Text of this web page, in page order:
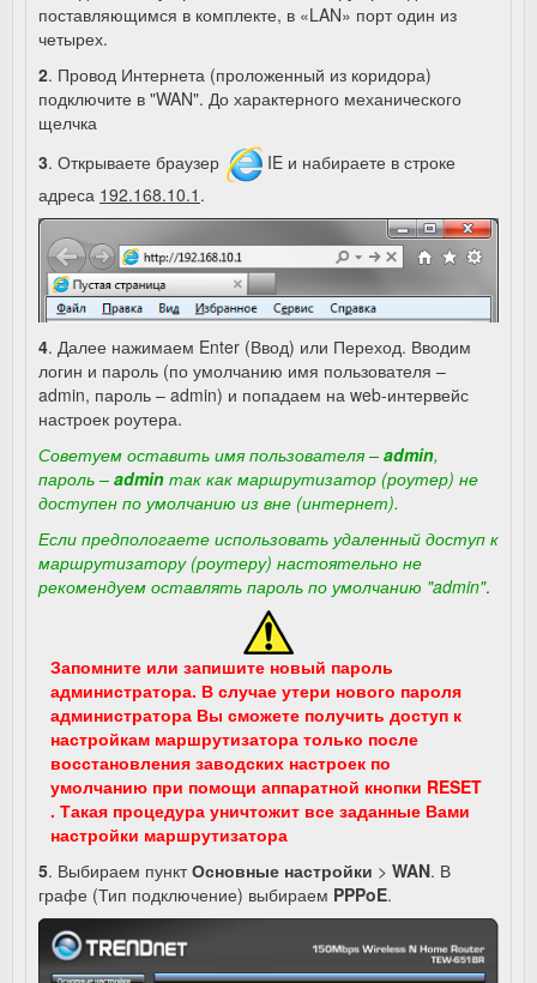
поставляющимся в комплекте, в «LAN» порт один из
четырех.
2. Провод Интернета (проложенный из коридора)
подключите в "WAN". До характерного механического
щелчка
3. Открываете браузер
IE и набираете в строке
адреса 192.168.10.1 .
4. Далее нажимаем Enter (Ввод) или Переход. Вводим
логин и пароль (по умолчанию имя пользователя –
admin, пароль – admin) и попадаем на web-интервейс
настроек роутера.
Советуем оставить имя пользователя – admin,
пароль – admin так как маршрутизатор (роутер) не
доступен по умолчанию из вне (интернет).
Если предпологаете использовать удаленный доступ к
маршрутизатору (роутеру) настоятельно не
рекомендуем оставлять пароль по умолчанию "admin".
Запомните или запишите новый пароль
администратора. В случае утери нового пароля
администратора Вы сможете получить доступ к
настройкам маршрутизатора только после
восстановления заводских настроек по
умолчанию при помощи аппаратной кнопки RESET
. Такая процедура уничтожит все заданные Вами
настройки маршрутизатора
5. Выбираем пунктОсновные настройки > WAN. В
графе (Тип подключение) выбираем PPPoE.